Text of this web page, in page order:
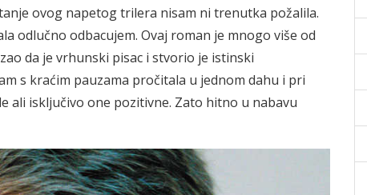
ovog napetog trilera nisam ni trenutka požalila.
odlučno odbacujem. Ovaj roman je mnogo više od
da je vrhunski pisac i stvorio je istinski
s kraćim pauzama pročitala u jednom dahu i pri
ali isključivo one pozitivne. Zato hitno u nabavu